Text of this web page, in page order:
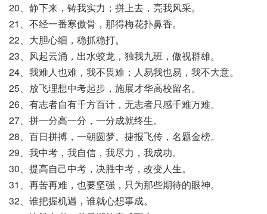
20、静下来，铸我实力；拼上去，亮我风采。
21、不经一番寒傲骨，那得梅花扑鼻香。
22、大胆心细，稳抓稳打。
23、风起云涌，出水蛟龙，独我九班，傲视群雄。
24、我难人也难，我不畏难；人易我也易，我不大意。
25、放飞理想中考起步，施展才华高校留名。
26、有志者自有千方百计，无志者只感千难万难。
27、拼一分高一分，一分成就终生。
28、百日拼搏，一朝圆梦。捷报飞传，名题金榜。
29、我中考，我自信，我尽力，我成功。
30、提高自己中考，决胜中考，改变人生。
31、再苦再难，也要坚强，只为那些期待的眼神。
32、谁把握机遇，谁就心想事成。